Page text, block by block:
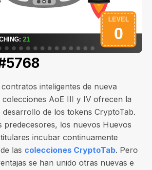
inteligentes de nueva
colecciones AoE III y IV ofrecen la
desarrollo de los tokens CryptoTab.
predecesores, los nuevos Huevos
incubar continuamente
las colecciones CryptoTab. Pero
se han unido otras nuevas e